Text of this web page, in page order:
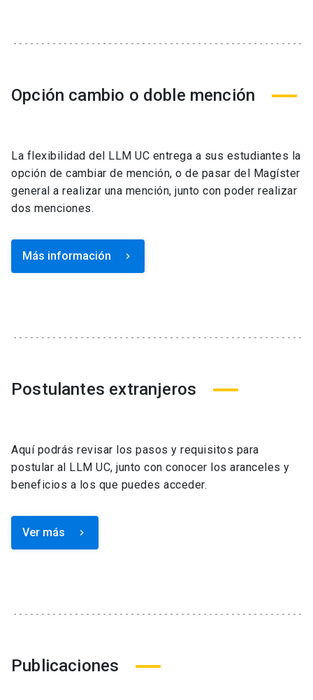
Opción cambio o doble mención
La flexibilidad del LLM UC entrega a sus estudiantes la
opción de cambiar de mención, o de pasar del Magíster
general a realizar una mención, junto con poder realizar
dos menciones.
Más información keyboard_arrow_right
Postulantes extranjeros
Aquí podrás revisar los pasos y requisitos para
postular al LLM UC, junto con conocer los aranceles y
beneficios a los que puedes acceder.
Ver más keyboard_arrow_right
Publicaciones